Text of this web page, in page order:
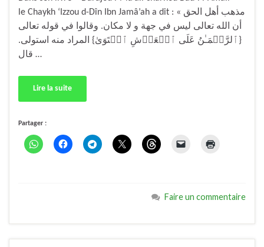
le Chaykh ‘Izzou d-Dîn Ibn Jamâ’ah a dit : « مذهب أهل الحق
أن الله تعالى ليس في جهة و لا مكان. وقالوا في قوله تعالى
{ٱلرَّحۡمَـٰنُ عَلَى ٱلۡعَرۡشِ ٱسۡتَوَىٰ} المراد منه استولى.
قال …
Lire la suite
Partager :
Faire un commentaire